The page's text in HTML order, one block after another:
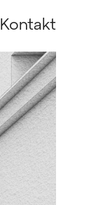
Kontakt